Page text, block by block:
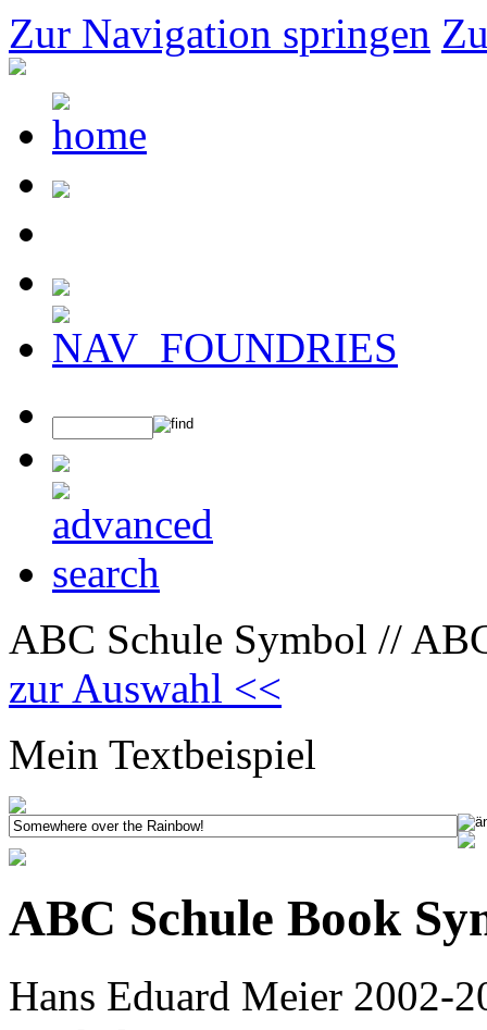
Zur Navigation springen
ABC Schule Symbol //
zur Auswahl <<
Mein Textbeispiel
ABC Schule Book
Hans Eduard Meier 2002-